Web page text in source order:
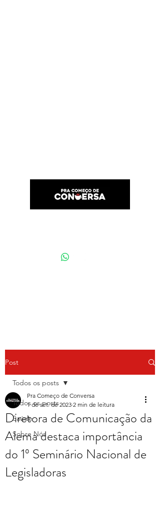
Post
Todos os posts
Saúde
Sobre Nós
Todos os posts
Diretora de Comunicação da
Alema destaca importância
do 1º Seminário Nacional de
Legisladoras
Pra Começo de Conversa
1 de set. de 2023 2 min de leitura